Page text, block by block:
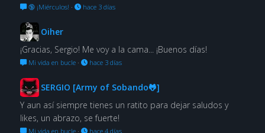
🔞 ¡Miérculos! · hace 3 días
Oiher
¡Gracias, Sergio! Me voy a la cama... ¡Buenos días!
Mi vida en bucle· hace 3 días
SERGIO [Army of Sobando🐸]
Y aun así siempre tienes un ratito para dejar saludos y
likes, un abrazo, se fuerte!
Mi vida en bucle· hace 4 días